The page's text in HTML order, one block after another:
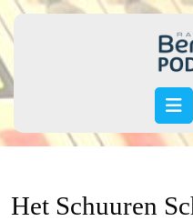
Skip
to
Het Schuuren